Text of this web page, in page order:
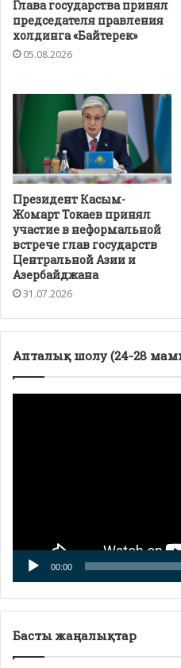
Глава государства принял
председателя правления
холдинга «Байтерек»
05.08.2026
Президент Касым-
Жомарт Токаев принял
участие в неформальной
встрече глав государств
Центральной Азии и
Азербайджана
31.07.2026
Апталық шолу (24-28
00:00
Басты жаңалықтар